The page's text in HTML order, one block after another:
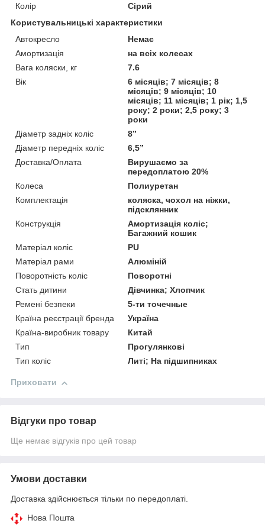
Колір
Сірий
Користувальницькі характеристики
Автокресло
Немає
Амортизація
на всіх колесах
Вага коляски, кг
7.6
Вік
6 місяців; 7 місяців; 8
місяців; 9 місяців; 10
місяців; 11 місяців; 1 рік; 1,5
року; 2 роки; 2,5 року; 3
роки
Діаметр задніх коліс
8”
Діаметр передніх коліс
6,5”
Доставка/Оплата
Вирушаємо за
передоплатою 20%
Колеса
Полиуретан
Комплектація
коляска, чохол на ніжки,
підсклянник
Конструкція
Амортизація коліс;
Багажний кошик
Матеріал коліс
PU
Матеріал рами
Алюміній
Поворотність коліс
Поворотні
Стать дитини
Дівчинка; Хлопчик
Ремені безпеки
5-ти точечные
Країна реєстрації бренда
Україна
Країна-виробник товару
Китай
Тип
Прогулянкові
Тип коліс
Литі; На підшипниках
Приховати
Відгуки про товар
Ще немає відгуків про цей товар
Умови доставки
Доставка здійснюється тільки по передоплаті.
Нова Пошта